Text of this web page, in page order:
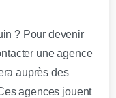
? Pour devenir
une agence
auprès des
agences jouent